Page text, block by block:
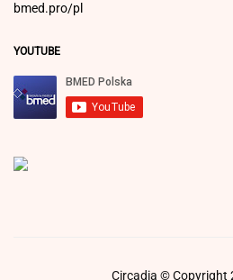
bmed.pro/pl
YOUTUBE
Circadia © Copyright